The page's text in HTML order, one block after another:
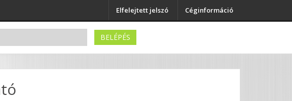
Elfelejtett jelszó Céginformáció
BELÉPÉS